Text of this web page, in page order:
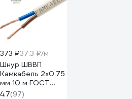
373 ₽37.3 ₽/м
Шнур ШВВП
Камкабель 2x0.75
мм 10 м ГОСТ
231ЯA20C0000Ъ600010М
4.7(97)